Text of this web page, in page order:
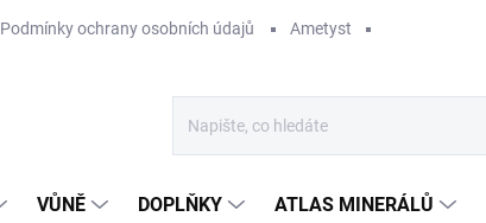
Podmínky ochrany osobních údajů Ametyst
VŮNĚ DOPLŇKY ATLAS MINERÁLŮ